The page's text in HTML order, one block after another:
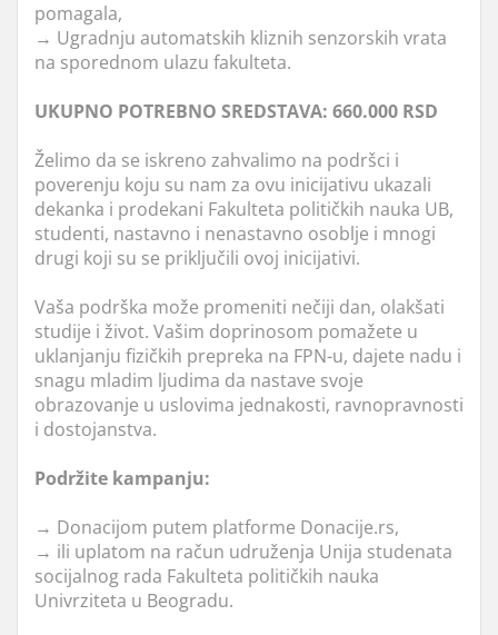
pomagala,
→ Ugradnju automatskih kliznih senzorskih vrata
na sporednom ulazu fakulteta.
UKUPNO POTREBNO SREDSTAVA: 660.000 RSD
Želimo da se iskreno zahvalimo na podršci i
poverenju koju su nam za ovu inicijativu ukazali
dekanka i prodekani Fakulteta političkih nauka UB,
studenti, nastavno i nenastavno osoblje i mnogi
drugi koji su se priključili ovoj inicijativi.
Vaša podrška može promeniti nečiji dan, olakšati
studije i život. Vašim doprinosom pomažete u
uklanjanju fizičkih prepreka na FPN-u, dajete nadu i
snagu mladim ljudima da nastave svoje
obrazovanje u uslovima jednakosti, ravnopravnosti
i dostojanstva.
Podržite kampanju:
→ Donacijom putem platforme Donacije.rs,
→ ili uplatom na račun udruženja Unija studenata
socijalnog rada Fakulteta političkih nauka
Univrziteta u Beogradu.